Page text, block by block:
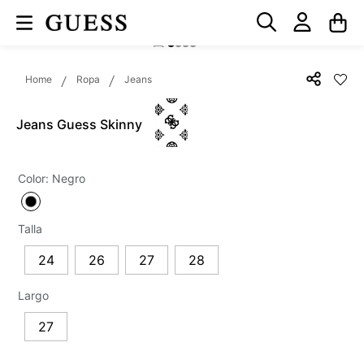
Ropa Jeans
Jeans Guess Skinny
Color: Negro
Talla
24 26 27 28
Largo
27